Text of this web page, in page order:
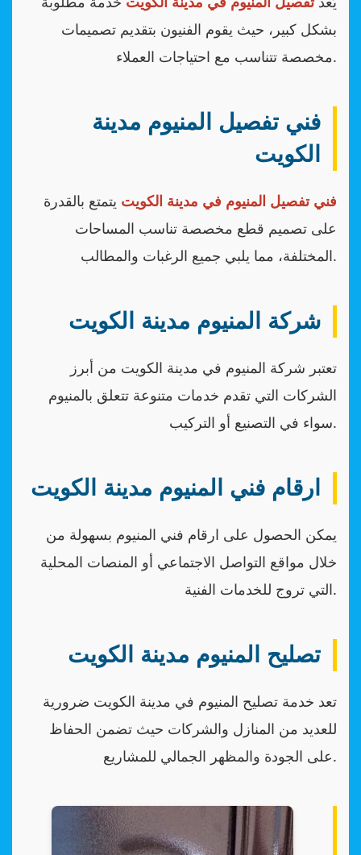
بشكل كبير، حيث يقوم الفنيون بتقديم تصميمات
مخصصة تتناسب مع احتياجات العملاء.
فني تفصيل المنيوم مدينة
الكويت
فني تفصيل المنيوم في مدينة الكويت يتمتع بالقدرة
على تصميم قطع مخصصة تناسب المساحات
المختلفة، مما يلبي جميع الرغبات والمطالب.
شركة المنيوم مدينة الكويت
تعتبر شركة المنيوم في مدينة الكويت من أبرز
الشركات التي تقدم خدمات متنوعة تتعلق بالمنيوم
سواء في التصنيع أو التركيب.
ارقام فني المنيوم مدينة الكويت
يمكن الحصول على ارقام فني المنيوم بسهولة من
خلال مواقع التواصل الاجتماعي أو المنصات المحلية
التي تروج للخدمات الفنية.
تصليح المنيوم مدينة الكويت
تعد خدمة تصليح المنيوم في مدينة الكويت ضرورية
للعديد من المنازل والشركات حيث تضمن الحفاظ
على الجودة والمظهر الجمالي للمشاريع.